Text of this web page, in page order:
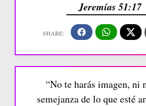
Jeremías 51:17
“No te harás imagen, ni
semejanza de lo que esté